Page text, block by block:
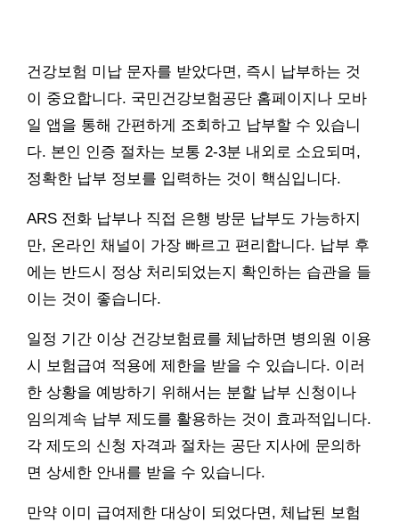
건강보험 미납 문자를 받았다면, 즉시 납부하는 것
이 중요합니다. 국민건강보험공단 홈페이지나 모바
일 앱을 통해 간편하게 조회하고 납부할 수 있습니
다. 본인 인증 절차는 보통 2-3분 내외로 소요되며,
정확한 납부 정보를 입력하는 것이 핵심입니다.
ARS 전화 납부나 직접 은행 방문 납부도 가능하지
만, 온라인 채널이 가장 빠르고 편리합니다. 납부 후
에는 반드시 정상 처리되었는지 확인하는 습관을 들
이는 것이 좋습니다.
일정 기간 이상 건강보험료를 체납하면 병의원 이용
시 보험급여 적용에 제한을 받을 수 있습니다. 이러
한 상황을 예방하기 위해서는 분할 납부 신청이나
임의계속 납부 제도를 활용하는 것이 효과적입니다.
각 제도의 신청 자격과 절차는 공단 지사에 문의하
면 상세한 안내를 받을 수 있습니다.
만약 이미 급여제한 대상이 되었다면, 체납된 보험